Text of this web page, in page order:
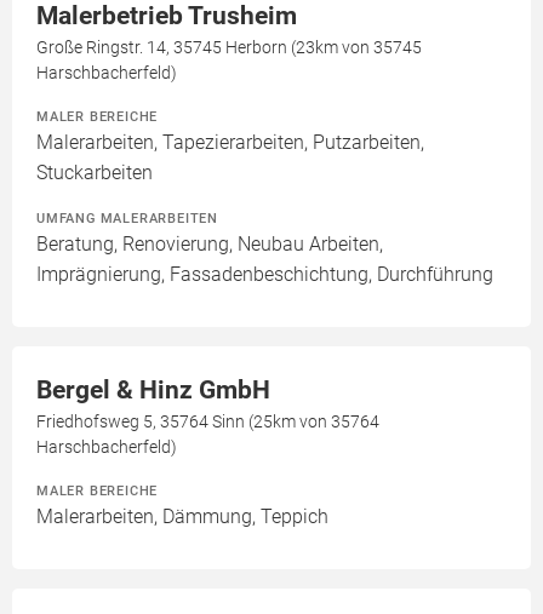
Malerbetrieb Trusheim
Große Ringstr. 14, 35745 Herborn (23km von 35745
Harschbacherfeld)
MALER BEREICHE
Malerarbeiten, Tapezierarbeiten, Putzarbeiten,
Stuckarbeiten
UMFANG MALERARBEITEN
Beratung, Renovierung, Neubau Arbeiten,
Imprägnierung, Fassadenbeschichtung, Durchführung
Bergel & Hinz GmbH
Friedhofsweg 5, 35764 Sinn (25km von 35764
Harschbacherfeld)
MALER BEREICHE
Malerarbeiten, Dämmung, Teppich